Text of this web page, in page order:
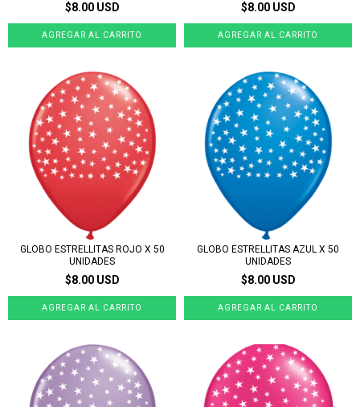
$8.00 USD $8.00 USD
GLOBO ESTRELLITAS ROJO X 50
UNIDADES
$8.00 USD
GLOBO ESTRELLITAS AZUL X 50
UNIDADES
$8.00 USD